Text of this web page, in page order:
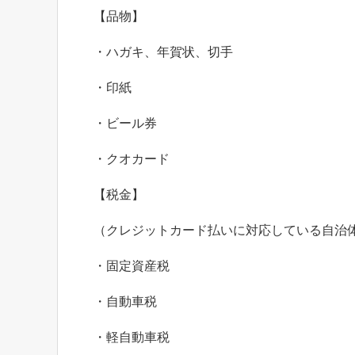
【品物】
・ハガキ、年賀状、切手
・印紙
・ビール券
・クオカード
【税金】
（クレジットカード払いに対応している自治
・固定資産税
・自動車税
・軽自動車税